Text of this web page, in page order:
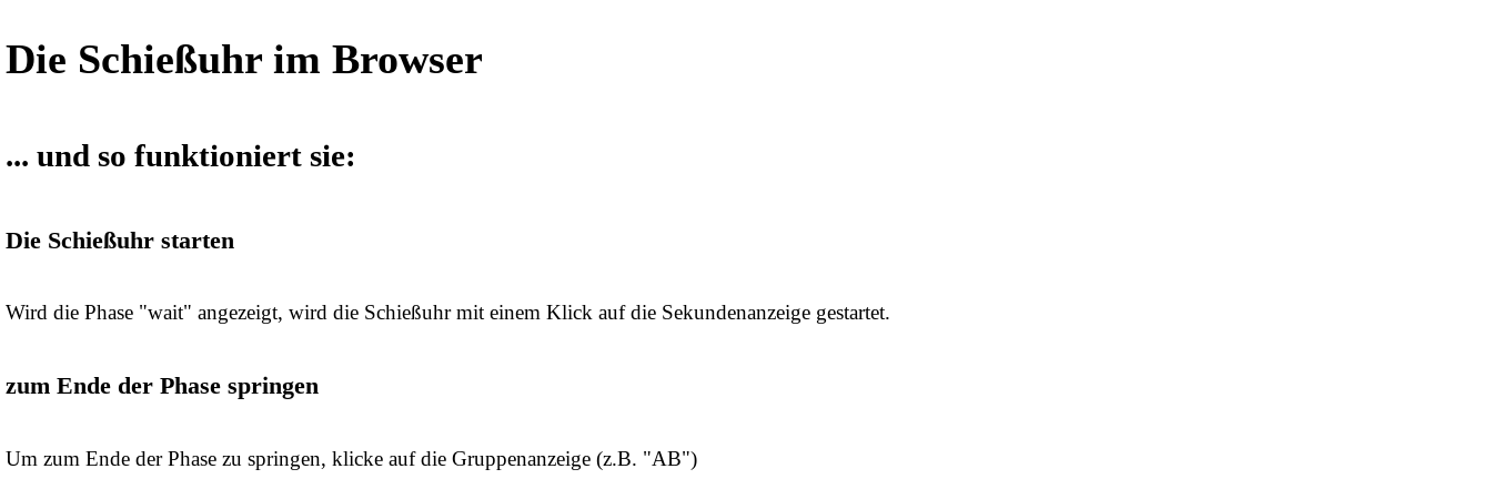
Die Schießuhr im Browser
... und so funktioniert sie:
Die Schießuhr starten
Wird die Phase "wait" angezeigt, wird die Schießuhr mit einem Klick auf die Sekundenanzeige gestartet.
zum Ende der Phase springen
Um zum Ende der Phase zu springen, klicke auf die Gruppenanzeige (z.B. "AB")